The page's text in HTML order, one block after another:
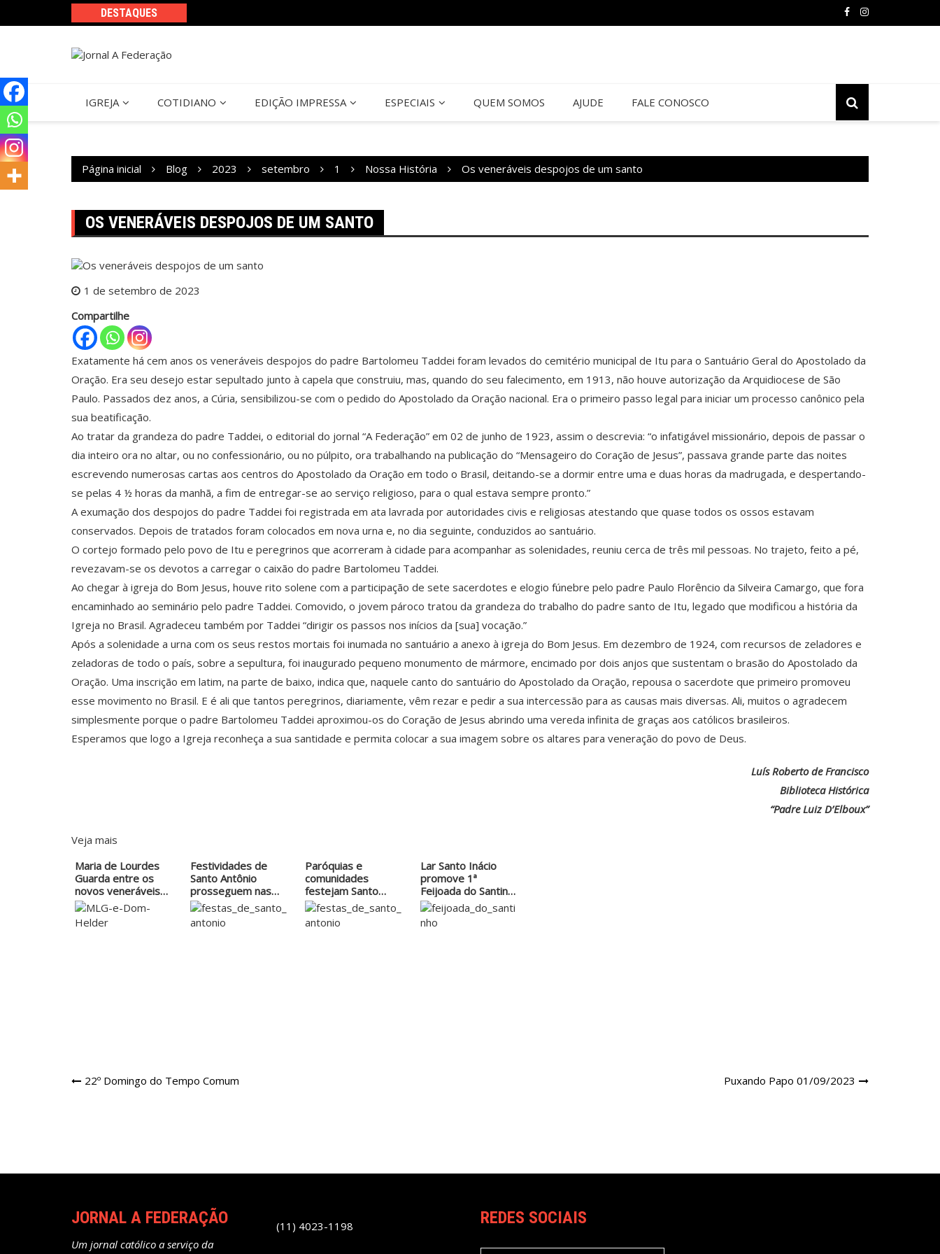
DESTAQUES
IGREJA COTIDIANO EDIÇÃO IMPRESSA ESPECIAIS QUEM SOMOS AJUDE FALE CONOSCO
Página inicial Blog 2023 setembro 1 Nossa História Os veneráveis despojos de um santo
OS VENERÁVEIS DESPOJOS DE UM SANTO
1 de setembro de 2023
Compartilhe
Exatamente há cem anos os veneráveis despojos do padre Bartolomeu Taddei foram levados do cemitério municipal de Itu para o Santuário Geral do Apostolado da
Oração. Era seu desejo estar sepultado junto à capela que construiu, mas, quando do seu falecimento, em 1913, não houve autorização da Arquidiocese de São
Paulo. Passados dez anos, a Cúria, sensibilizou-se com o pedido do Apostolado da Oração nacional. Era o primeiro passo legal para iniciar um processo canônico pela
sua beatificação.
Ao tratar da grandeza do padre Taddei, o editorial do jornal “A Federação” em 02 de junho de 1923, assim o descrevia: “o infatigável missionário, depois de passar o
dia inteiro ora no altar, ou no confessionário, ou no púlpito, ora trabalhando na publicação do “Mensageiro do Coração de Jesus”, passava grande parte das noites
escrevendo numerosas cartas aos centros do Apostolado da Oração em todo o Brasil, deitando-se a dormir entre uma e duas horas da madrugada, e despertando-
se pelas 4 ½ horas da manhã, a fim de entregar-se ao serviço religioso, para o qual estava sempre pronto.”
A exumação dos despojos do padre Taddei foi registrada em ata lavrada por autoridades civis e religiosas atestando que quase todos os ossos estavam
conservados. Depois de tratados foram colocados em nova urna e, no dia seguinte, conduzidos ao santuário.
O cortejo formado pelo povo de Itu e peregrinos que acorreram à cidade para acompanhar as solenidades, reuniu cerca de três mil pessoas. No trajeto, feito a pé,
revezavam-se os devotos a carregar o caixão do padre Bartolomeu Taddei.
Ao chegar à igreja do Bom Jesus, houve rito solene com a participação de sete sacerdotes e elogio fúnebre pelo padre Paulo Florêncio da Silveira Camargo, que fora
encaminhado ao seminário pelo padre Taddei. Comovido, o jovem pároco tratou da grandeza do trabalho do padre santo de Itu, legado que modificou a história da
Igreja no Brasil. Agradeceu também por Taddei “dirigir os passos nos inícios da [sua] vocação.”
Após a solenidade a urna com os seus restos mortais foi inumada no santuário a anexo à igreja do Bom Jesus. Em dezembro de 1924, com recursos de zeladores e
zeladoras de todo o país, sobre a sepultura, foi inaugurado pequeno monumento de mármore, encimado por dois anjos que sustentam o brasão do Apostolado da
Oração. Uma inscrição em latim, na parte de baixo, indica que, naquele canto do santuário do Apostolado da Oração, repousa o sacerdote que primeiro promoveu
esse movimento no Brasil. E é ali que tantos peregrinos, diariamente, vêm rezar e pedir a sua intercessão para as causas mais diversas. Ali, muitos o agradecem
simplesmente porque o padre Bartolomeu Taddei aproximou-os do Coração de Jesus abrindo uma vereda infinita de graças aos católicos brasileiros.
Esperamos que logo a Igreja reconheça a sua santidade e permita colocar a sua imagem sobre os altares para veneração do povo de Deus.
Luís Roberto de Francisco
Biblioteca Histórica
“Padre Luiz D’Elboux”
Veja mais
Maria de Lourdes
Guarda entre os
novos veneráveis…
Festividades de
Santo Antônio
prosseguem nas
paróquias
Paróquias e
comunidades
festejam Santo
Antônio
Lar Santo Inácio
promove 1ª
Feijoada do Santinho
com…
Navegação
22º Domingo do Tempo Comum Puxando Papo 01/09/2023
JORNAL A FEDERAÇÃO
Um jornal católico a serviço da
(11) 4023-1198 REDES SOCIAIS